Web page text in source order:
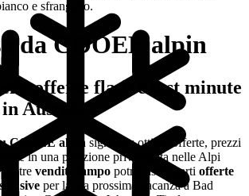
da COOEE alpin
offerte flash e last minute
Austria
COOEE alpin significa: ottime offerte, prezzi
in una posizione privilegiata nelle Alpi
vendite lampopotrai assicurarti offerte
per la tua prossima vacanza a Bad